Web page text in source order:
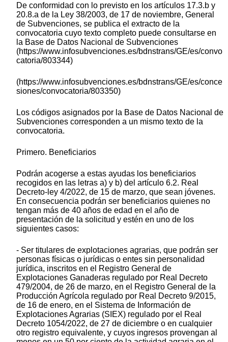
De conformidad con lo previsto en los artículos 17.3.b y
20.8.a de la Ley 38/2003, de 17 de noviembre, General
de Subvenciones, se publica el extracto de la
convocatoria cuyo texto completo puede consultarse en
la Base de Datos Nacional de Subvenciones
(https://www.infosubvenciones.es/bdnstrans/GE/es/convo
catoria/803344)
(https://www.infosubvenciones.es/bdnstrans/GE/es/conce
siones/convocatoria/803350)
Los códigos asignados por la Base de Datos Nacional de
Subvenciones corresponden a un mismo texto de la
convocatoria.
Primero. Beneficiarios
Podrán acogerse a estas ayudas los beneficiarios
recogidos en las letras a) y b) del artículo 6.2. Real
Decreto-ley 4/2022, de 15 de marzo, que sean jóvenes.
En consecuencia podrán ser beneficiarios quienes no
tengan más de 40 años de edad en el año de
presentación de la solicitud y estén en uno de los
siguientes casos:
- Ser titulares de explotaciones agrarias, que podrán ser
personas físicas o jurídicas o entes sin personalidad
jurídica, inscritos en el Registro General de
Explotaciones Ganaderas regulado por Real Decreto
479/2004, de 26 de marzo, en el Registro General de la
Producción Agrícola regulado por Real Decreto 9/2015,
de 16 de enero, en el Sistema de Información de
Explotaciones Agrarias (SIEX) regulado por el Real
Decreto 1054/2022, de 27 de diciembre o en cualquier
otro registro equivalente, y cuyos ingresos provengan al